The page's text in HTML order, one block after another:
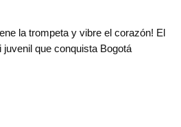
la trompeta y vibre el corazón! El
juvenil que conquista Bogotá